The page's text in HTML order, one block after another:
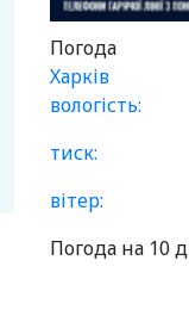
Погода
Харків
вологість:
тиск:
вітер:
Погода на 10